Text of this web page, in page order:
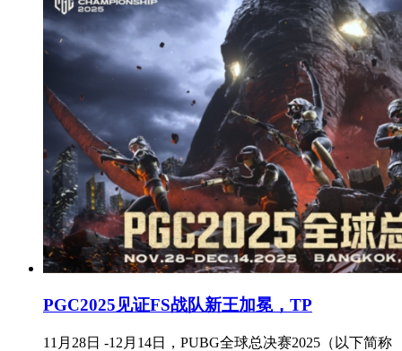
PGC2025见证FS战队新王加冕，TP
11月28日 -12月14日，PUBG全球总决赛2025（以下简称